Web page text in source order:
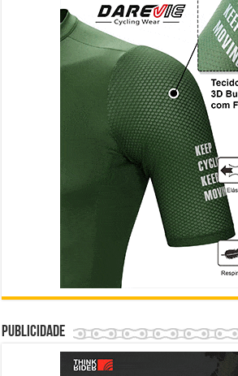
Publicidade